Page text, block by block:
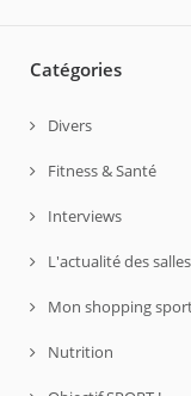
Catégories
Divers
Fitness & Santé
Interviews
L'actualité des
Mon shopping
Nutrition